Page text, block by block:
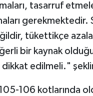
tasarruf
gerekmektedir.
tükettikçe
bir kaynak
edilmeli."
105-106 kotlarında